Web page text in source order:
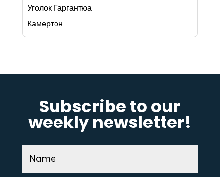
Уголок Гаргантюа
Камертон
Subscribe to our
weekly newsletter!